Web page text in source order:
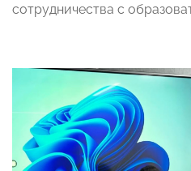
сотрудничества с